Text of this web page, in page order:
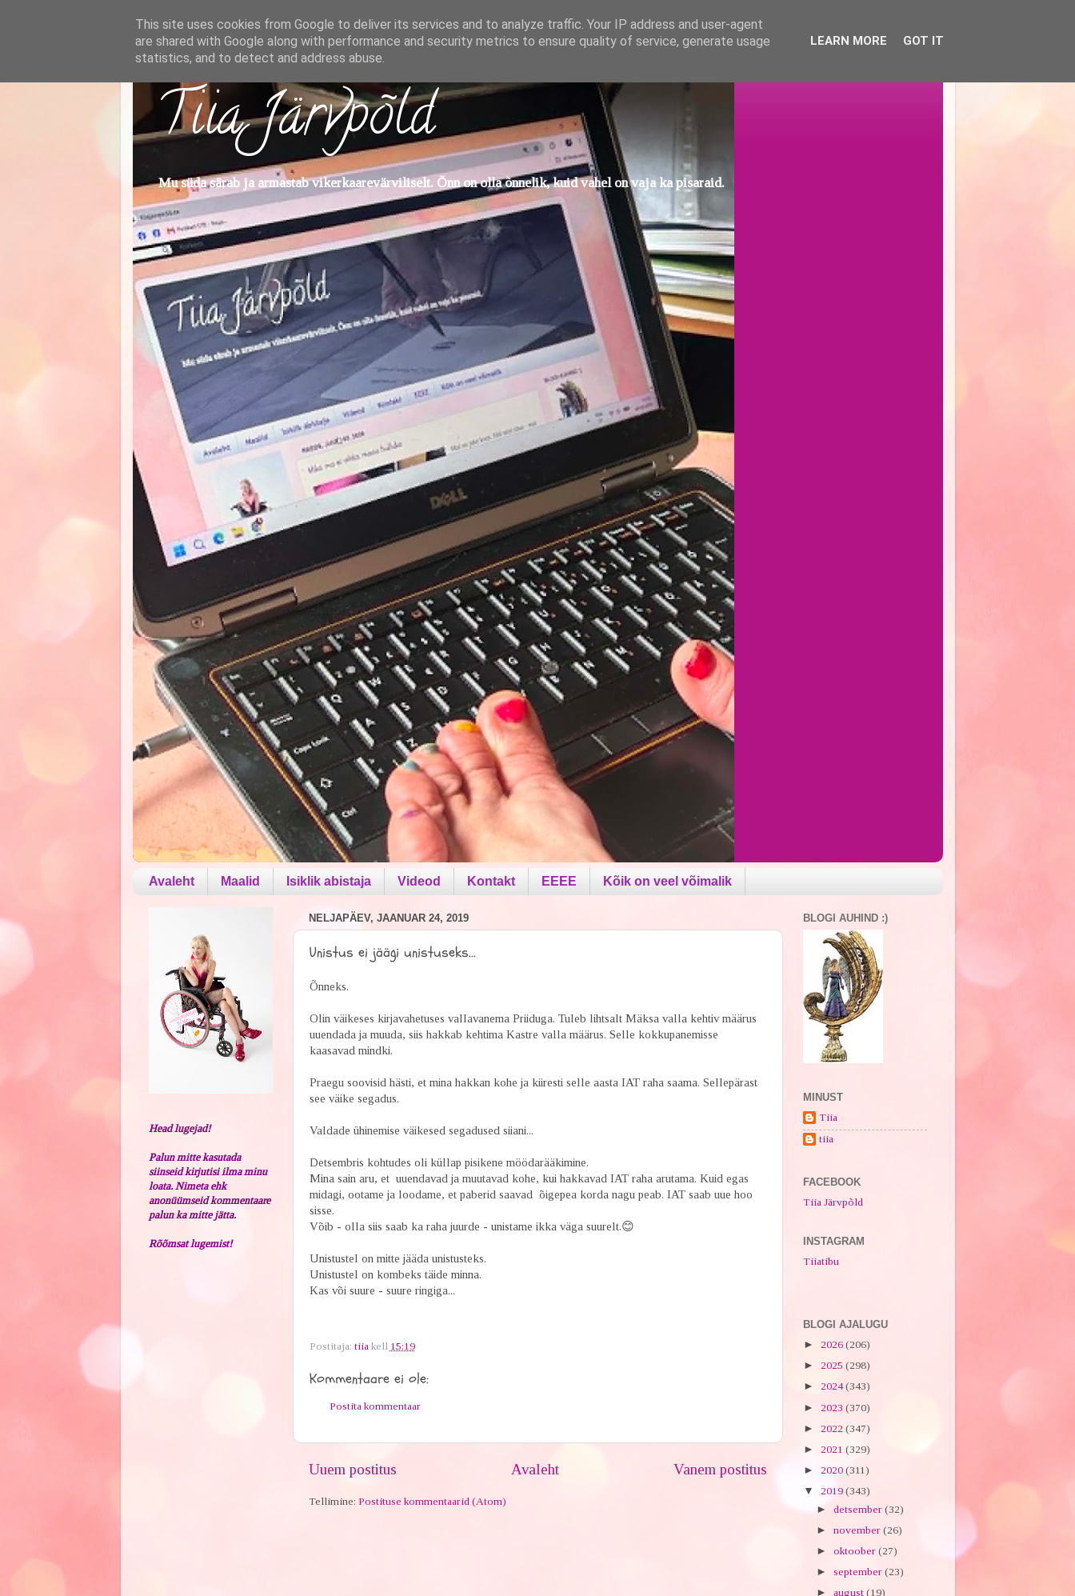
Tiia Järvpõld
Mu süda särab ja armastab vikerkaarevärviliselt. Õnn on olla õnnelik, kuid vahel on vaja ka pisaraid.
Avaleht Maalid Isiklik abistaja Videod Kontakt EEEE Kõik on veel võimalik
NELJAPÄEV, JAANUAR 24, 2019
Unistus ei jäägi unistuseks...
Õnneks.
Olin väikeses kirjavahetuses vallavanema Priiduga. Tuleb lihtsalt Mäksa valla kehtiv määrus
uuendada ja muuda, siis hakkab kehtima Kastre valla määrus. Selle kokkupanemisse
kaasavad mindki.
Praegu soovisid hästi, et mina hakkan kohe ja kiiresti selle aasta IAT raha saama. Sellepärast
see väike segadus.
Valdade ühinemise väikesed segadused siiani...
Detsembris kohtudes oli küllap pisikene möödarääkimine.
Mina sain aru, et uuendavad ja muutavad kohe, kui hakkavad IAT raha arutama. Kuid egas
midagi, ootame ja loodame, et paberid saavad õigepea korda nagu peab. IAT saab uue hoo
sisse.
Võib - olla siis saab ka raha juurde - unistame ikka väga suurelt.😊
Unistustel on mitte jääda unistusteks.
Unistustel on kombeks täide minna.
Kas või suure - suure ringiga...
Postitaja: tiia kell 15:19
Kommentaare ei ole:
Postita kommentaar
Uuem postitus Vanem postitus
Avaleht
Tellimine: Postituse kommentaarid (Atom)
Head lugejad!
Palun mitte kasutada
siinseid kirjutisi ilma minu
loata. Nimeta ehk
anonüümseid kommentaare
palun ka mitte jätta.
Rõõmsat lugemist!
BLOGI AUHIND :)
MINUST
Tiia
tiia
FACEBOOK
Tiia Järvpõld
INSTAGRAM
Tiiatibu
BLOGI AJALUGU
► 2026 (206)
► 2025 (298)
► 2024(343)
► 2023 (370)
► 2022 (347)
► 2021 (329)
► 2020 (311)
▼ 2019 (343)
► detsember (32)
► november (26)
► oktoober (27)
► september (23)
► august (19)
This site uses cookies from Google to deliver its services and to analyze traffic. Your IP address and user-agent
are shared with Google along with performance and security metrics to ensure quality of service, generate usage
statistics, and to detect and address abuse.
LEARN MORE GOT IT